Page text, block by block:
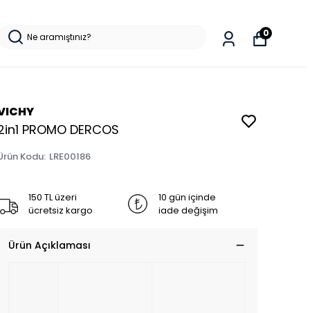
0
PROMO DERCOS
Kodu: LRE00186
150 TL üzeri
ücretsiz kargo
10 gün içinde
iade değişim
Ürün Açıklaması